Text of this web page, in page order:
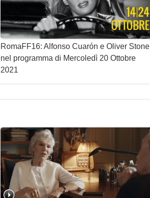
RomaFF16: Alfonso Cuarón e Oliver Stone
nel programma di Mercoledì 20 Ottobre
2021